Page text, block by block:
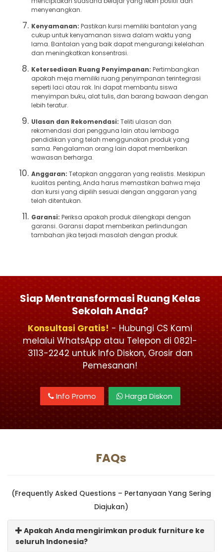
menyenangkan.
Kenyamanan: Pastikan kursi memiliki bantalan yang
cukup untuk kenyamanan siswa dalam waktu yang
lama. Bantalan yang baik dapat mengurangi kelelahan
dan meningkatkan konsentrasi.
Ketersediaan Ruang Penyimpanan: Pertimbangkan
apakah meja memiliki ruang penyimpanan terintegrasi
seperti laci atau rak. Ini dapat membantu siswa
menyimpan buku, alat tulis, dan barang bawaan dengan
lebih teratur.
Ulasan dan Rekomendasi: Teliti ulasan dan
rekomendasi dari pengguna lain atau lembaga
pendidikan yang telah menggunakan produk yang
sama. Pengalaman orang lain dapat memberikan
wawasan berharga.
Anggaran: Tetapkan anggaran yang realistis. Meskipun
kualitas penting, Anda harus memastikan bahwa meja
dan kursi yang dipilih sesuai dengan anggaran yang
telah ditentukan.
Garansi: Periksa apakah produk dilengkapi dengan
garansi. Garansi dapat memberikan perlindungan
tambahan jika terjadi masalah dengan produk.
Siap Mentransformasi Ruang Kelas
Sekolah Anda?
Konsultasi Gratis! - Hubungi CS Kami
melalui WhatsApp atau Telepon di 0821-
3113-2242 untuk Info Diskon, Grosir dan
Pemesanan!
Info Promo Harga Diskon
FAQs
(Frequently Asked Questions – Pertanyaan Yang Sering
Diajukan)
Apakah Anda mengirimkan produk furniture ke
seluruh Indonesia?